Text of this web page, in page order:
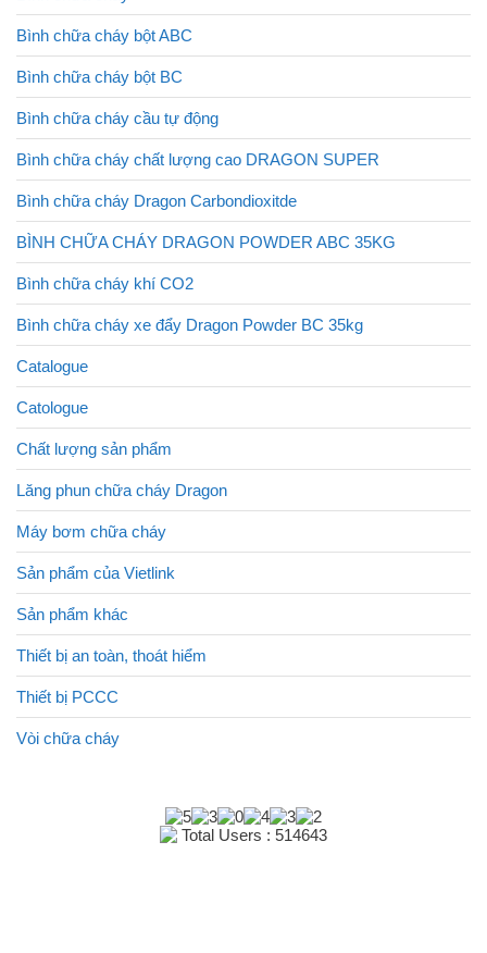
Bình chữa cháy bột ABC
Bình chữa cháy bột BC
Bình chữa cháy cầu tự động
Bình chữa cháy chất lượng cao DRAGON SUPER
Bình chữa cháy Dragon Carbondioxitde
BÌNH CHỮA CHÁY DRAGON POWDER ABC 35KG
Bình chữa cháy khí CO2
Bình chữa cháy xe đẩy Dragon Powder BC 35kg
Catalogue
Catologue
Chất lượng sản phẩm
Lăng phun chữa cháy Dragon
Máy bơm chữa cháy
Sản phẩm của Vietlink
Sản phẩm khác
Thiết bị an toàn, thoát hiểm
Thiết bị PCCC
Vòi chữa cháy
Total Users : 514643